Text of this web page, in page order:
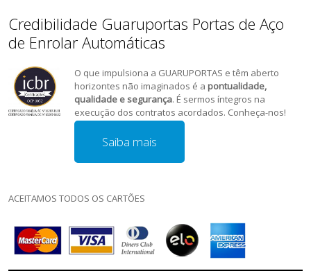
Credibilidade Guaruportas Portas de Aço
de Enrolar Automáticas
O que impulsiona a GUARUPORTAS e têm aberto
horizontes não imaginados é a pontualidade,
qualidade e segurança. É sermos íntegros na
execução dos contratos acordados. Conheça-nos!
Saiba mais
ACEITAMOS TODOS OS CARTÕES